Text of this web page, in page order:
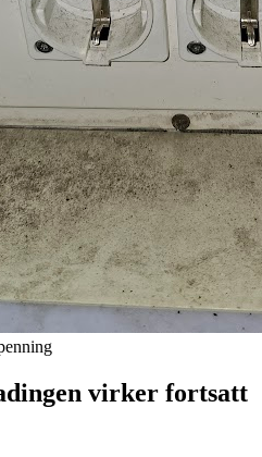
virker fortsatt